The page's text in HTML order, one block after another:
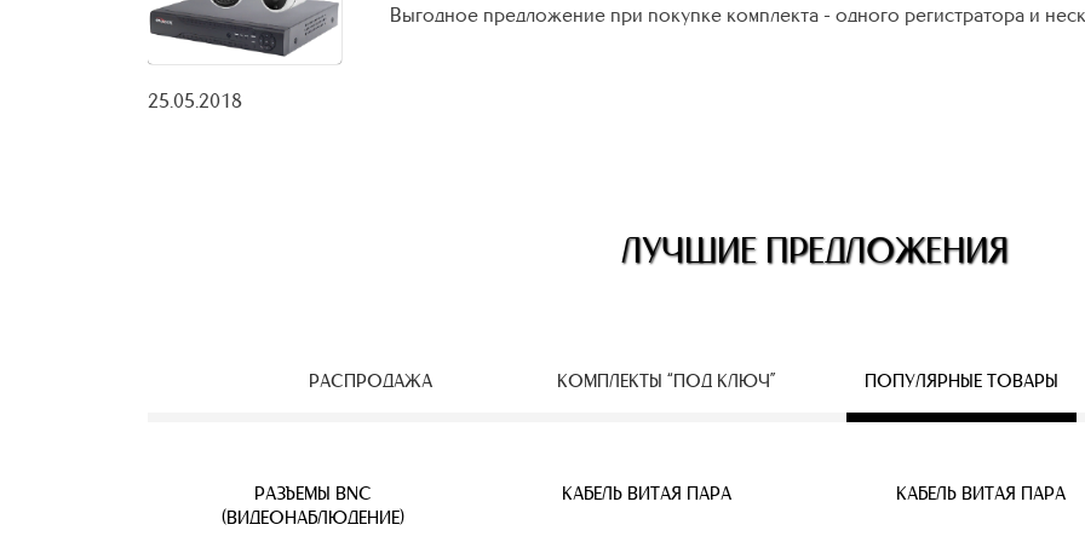
25.05.2018
Выгодное предложение при покупке комплекта - одного регистратора и
ЛУЧШИЕ ПРЕДЛОЖЕНИЯ
РАСПРОДАЖА КОМПЛЕКТЫ “ПОД КЛЮЧ” ПОПУЛЯРНЫЕ ТОВАРЫ
УЛИЧНЫЕ IP КАМЕРЫ БЕСПРОВОДНЫЕ IP КАМЕРЫ КАБЕЛЬ ВИТАЯ ПАРА
РАЗЪЕМЫ BNC
(ВИДЕОНАБЛЮДЕНИЕ)
КАБЕЛЬ ВИТАЯ ПАРА КАБЕЛЬ ВИТАЯ ПАРА
КАБЕЛЬ ВИТАЯ ПАРА КАБЕЛЬ ВИТАЯ ПАРА КАБЕЛЬ ВИТАЯ ПАРА